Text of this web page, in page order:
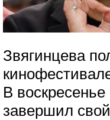
Звягинцева
В
завершил